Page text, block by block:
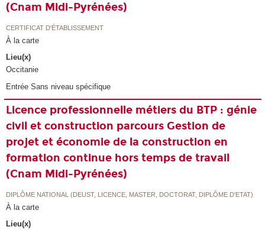
(Cnam Midi-Pyrénées)
CERTIFICAT D'ÉTABLISSEMENT
À la carte
Lieu(x)
Occitanie
Entrée Sans niveau spécifique
Licence professionnelle métiers du BTP : génie
civil et construction parcours Gestion de
projet et économie de la construction en
formation continue hors temps de travail
(Cnam Midi-Pyrénées)
DIPLÔME NATIONAL (DEUST, LICENCE, MASTER, DOCTORAT, DIPLÔME D'ETAT)
À la carte
Lieu(x)